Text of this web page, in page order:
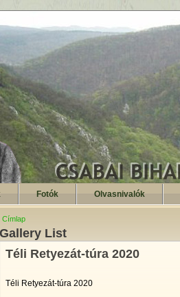
Fotók Olvasnivalók
Címlap
Gallery List
Téli Retyezát-túra 2020
Téli Retyezát-túra 2020